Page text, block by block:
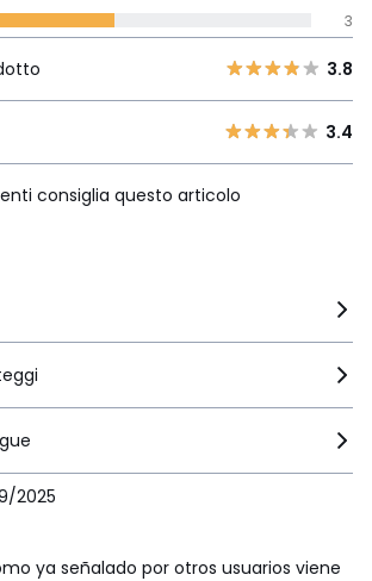
3
0
2Design del
3.8
questo articolo
3
3.8
3.4
consiglia questo articolo
2025
ya señalado por otros usuarios viene